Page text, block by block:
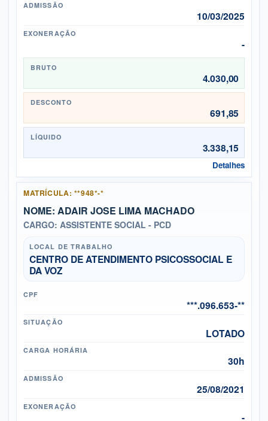
ADMISSÃO
10/03/2025
EXONERAÇÃO
-
BRUTO
4.030,00
DESCONTO
691,85
LÍQUIDO
3.338,15
Detalhes
MATRÍCULA: **948*-*
NOME: ADAIR JOSE LIMA MACHADO
CARGO: ASSISTENTE SOCIAL - PCD
LOCAL DE TRABALHO
CENTRO DE ATENDIMENTO PSICOSSOCIAL E
DA VOZ
CPF
***.096.653-**
SITUAÇÃO
LOTADO
CARGA HORÁRIA
30h
ADMISSÃO
25/08/2021
EXONERAÇÃO
-